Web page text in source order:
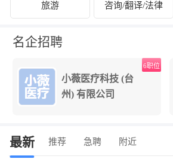
旅游 咨询/翻译/法律
名企招聘
小薇医疗科技 (台
州) 有限公司
6职位
最新 推荐 急聘 附近